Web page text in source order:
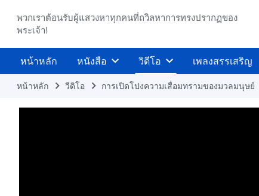
พวกเราต้อนรับผู้แสวงหาทุกคนที่ถวิลหาการทรงปรากฏของ
พระเจ้า!
หน้าหลัก หนังสือ วิดีโอ เพลงสรรเสริญ
หน้าหลัก วีดิโอ การเปิดโปงความเสื่อมทรามของมวลมนุษย์